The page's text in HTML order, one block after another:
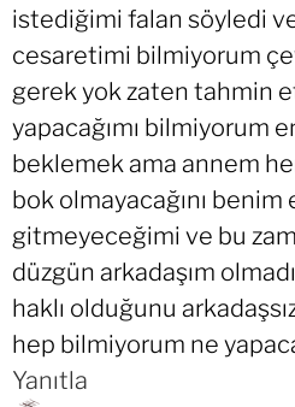
istediğimi falan söyledi
cesaretimi bilmiyorum
gerek yok zaten tahmin
yapacağımı bilmiyorum
beklemek ama annem
bok olmayacağını
gitmeyeceğimi ve bu
düzgün arkadaşım
haklı olduğunu
hep bilmiyorum ne
Yanıtla